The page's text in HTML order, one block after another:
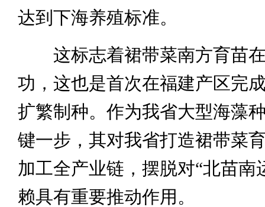
达到下海养殖标准。
这标志着裙带菜南方育苗在
功，这也是首次在福建产区完
扩繁制种。作为我省大型海藻
键一步，其对我省打造裙带菜
加工全产业链，摆脱对“北苗南
赖具有重要推动作用。